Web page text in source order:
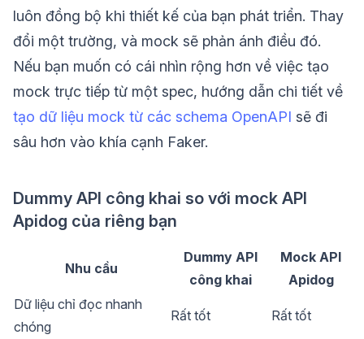
luôn đồng bộ khi thiết kế của bạn phát triển. Thay
đổi một trường, và mock sẽ phản ánh điều đó.
Nếu bạn muốn có cái nhìn rộng hơn về việc tạo
mock trực tiếp từ một spec, hướng dẫn chi tiết về
tạo dữ liệu mock từ các schema OpenAPI sẽ đi
sâu hơn vào khía cạnh Faker.
Dummy API công khai so với mock API
Apidog của riêng bạn
Nhu cầu
Dummy API
công khai
Mock API
Apidog
Dữ liệu chỉ đọc nhanh
chóng
Rất tốt Rất tốt